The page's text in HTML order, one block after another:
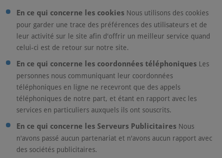
En ce qui concerne les cookies Nous utilisons des cookies
pour garder une trace des préférences des utilisateurs et de
leur activité sur le site afin d'offrir un meilleur service quand
celui-ci est de retour sur notre site.
En ce qui concerne les coordonnées téléphoniques Les
personnes nous communiquant leur coordonnées
téléphoniques en ligne ne recevront que des appels
téléphoniques de notre part, et étant en rapport avec les
services en particuliers auxquels ils ont souscrits.
En ce qui concerne les Serveurs Publicitaires Nous
n'avons passé aucun partenariat et n'avons aucun rapport avec
des sociétés publicitaires.